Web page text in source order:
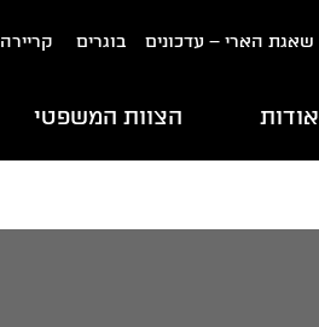
שאגת הארי – עדכונים בוגרים קריירה
אודות הצוות המשפטי